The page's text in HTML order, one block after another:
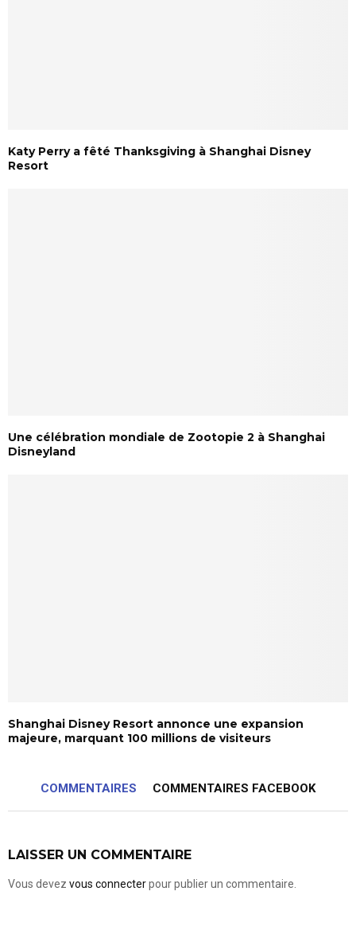
Katy Perry a fêté Thanksgiving à Shanghai Disney
Resort
Une célébration mondiale de Zootopie 2 à Shanghai
Disneyland
Shanghai Disney Resort annonce une expansion
majeure, marquant 100 millions de visiteurs
COMMENTAIRES COMMENTAIRES FACEBOOK
LAISSER UN COMMENTAIRE
Vous devez vous connecterpour publier un commentaire.